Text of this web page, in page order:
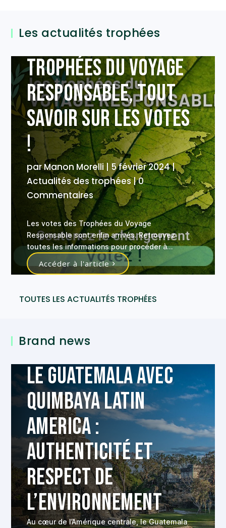
Les actualités trophées
Trophées du Voyage
Responsable, tout
savoir sur les votes
!
parManon Morelli|5 février 2024|
Actualités des trophées| 0
Commentaires
Les votes des Trophées du Voyage
Responsable sont enfin arrivés. Retrouvez
toutes les informations pour procéder à
l’élection des grands gagnants.
Accéder à l'article
TOUTES LES ACTUALITÉS TROPHÉES
Brand news
Le Guatemala avec
Quimbaya Latin
America :
authenticité et
respect de
l’environnement
Au cœur de l’Amérique centrale, le Guatemala